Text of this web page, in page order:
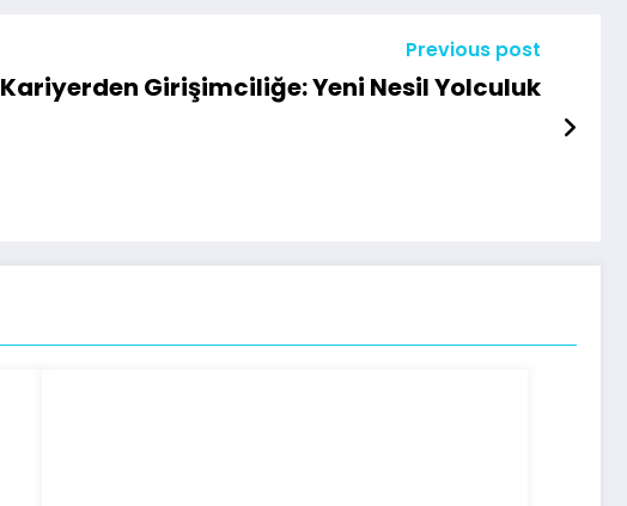
Previous post
Kariyerden Girişimciliğe: Yeni Nesil Yolculuk